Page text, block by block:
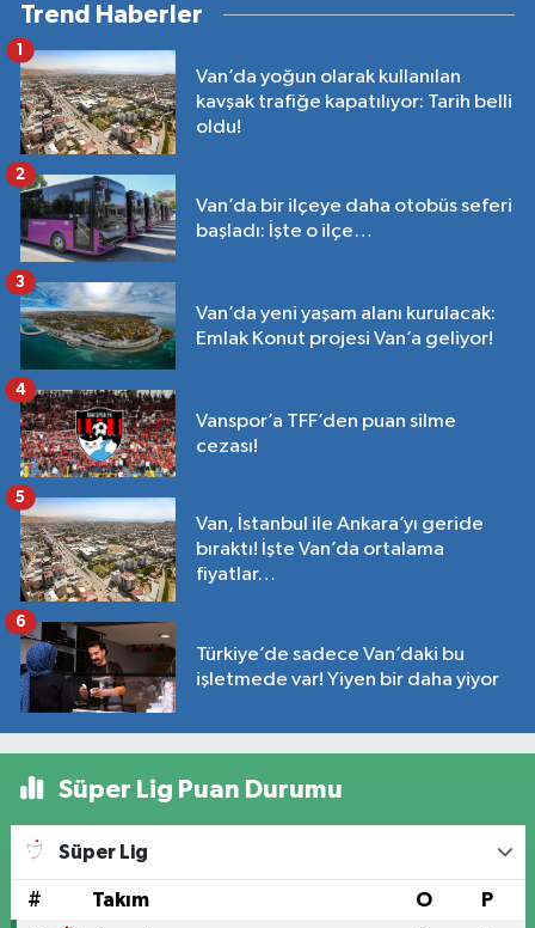
Trend Haberler
Van’da yoğun olarak kullanılan
kavşak trafiğe kapatılıyor: Tarih belli
oldu!
1
Van’da bir ilçeye daha otobüs seferi
başladı: İşte o ilçe…
2
Van’da yeni yaşam alanı kurulacak:
Emlak Konut projesi Van’a geliyor!
3
Vanspor’a TFF’den puan silme
cezası!
4
Van, İstanbul ile Ankara’yı geride
bıraktı! İşte Van’da ortalama
fiyatlar…
5
Türkiye’de sadece Van’daki bu
işletmede var! Yiyen bir daha yiyor
6
Süper Lig Puan Durumu
Süper Lig
# Takım O P